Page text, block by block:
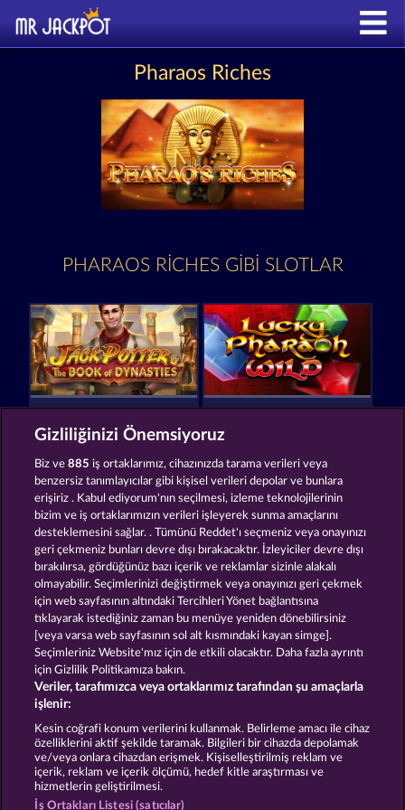
Pharaos Riches
PHARAOS RICHES GIBI SLOTLAR
Jack Potter and the Book of Dynasties Lucky Pharaoh Wild
Cleopatra's Crown Ramses Book
Hüküm ve Koşullar
Gizlilik ve Çerez Bildirimi Künye Şirket
SSS
İptal talebini gönder
Gizliliğinizi Önemsiyoruz
Biz ve885 iş ortaklarımız, cihazınızda tarama verileri veya
benzersiz tanımlayıcılar gibi kişisel verileri depolar ve bunlara
erişiriz . Kabul ediyorum'nın seçilmesi, izleme teknolojilerinin
bizim ve iş ortaklarımızın verileri işleyerek sunma amaçlarını
desteklemesini sağlar. . Tümünü Reddet'ı seçmeniz veya onayınızı
geri çekmeniz bunları devre dışı bırakacaktır. İzleyiciler devre dışı
bırakılırsa, gördüğünüz bazı içerik ve reklamlar sizinle alakalı
olmayabilir. Seçimlerinizi değiştirmek veya onayınızı geri çekmek
için web sayfasının altındaki Tercihleri Yönet bağlantısına
tıklayarak istediğiniz zaman bu menüye yeniden dönebilirsiniz
[veya varsa web sayfasının sol alt kısmındaki kayan simge].
Seçimleriniz Website'mız için de etkili olacaktır. Daha fazla ayrıntı
için Gizlilik Politikamıza bakın.
Veriler, tarafımızca veya ortaklarımız tarafından şu amaçlarla
işlenir:
Kesin coğrafi konum verilerini kullanmak. Belirleme amacı ile cihaz
özelliklerini aktif şekilde taramak. Bilgileri bir cihazda depolamak
ve/veya onlara cihazdan erişmek. Kişiselleştirilmiş reklam ve
içerik, reklam ve içerik ölçümü, hedef kitle araştırması ve
hizmetlerin geliştirilmesi.
İş Ortakları Listesi (satıcılar)